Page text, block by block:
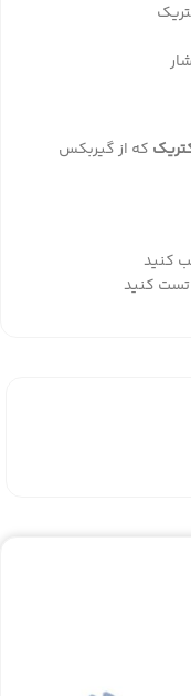
که از گیربکس
کنید
کنید